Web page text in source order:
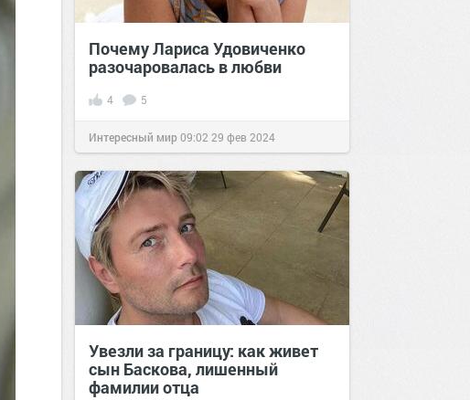
Почему Лариса Удовиченко
разочаровалась в любви
4 5
Интересный мир09:02 29 фев 2024
Увезли за границу: как живет
сын Баскова, лишенный
фамилии отца